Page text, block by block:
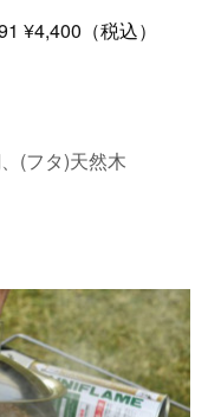
¥4,400（税込）
(フタ)天然木